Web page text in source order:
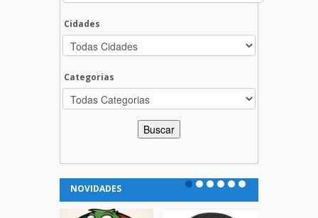
Cidades
Categorias
NOVIDADES